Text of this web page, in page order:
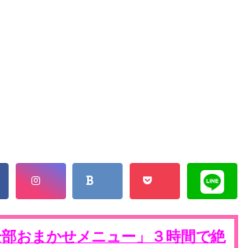
部おまかせメニュー」３時間で絶